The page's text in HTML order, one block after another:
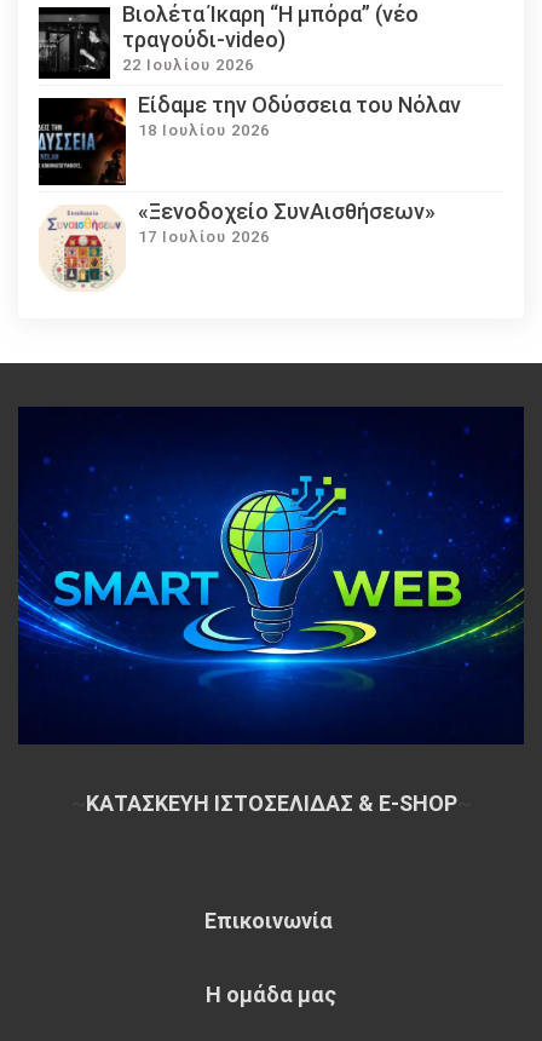
Βιολέτα Ίκαρη “Η μπόρα” (νέο
τραγούδι-video)
22 Ιουλίου 2026
Eίδαμε την Οδύσσεια του Νόλαν
18 Ιουλίου 2026
«Ξενοδοχείο ΣυνΑισθήσεων»
17 Ιουλίου 2026
ΚΑΤΑΣΚΕΥΗ ΙΣΤΟΣΕΛΙΔΑΣ & E-SHOP~
Επικοινωνία
Η ομάδα μας